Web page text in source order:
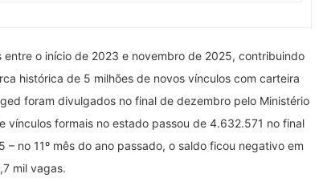
o início de 2023 e novembro de 2025, contribuindo
histórica de 5 milhões de novos vínculos com carteira
foram divulgados no final de dezembro pelo Ministério
vínculos formais no estado passou de 4.632.571 no final
no 11º mês do ano passado, o saldo ficou negativo em
mil vagas.